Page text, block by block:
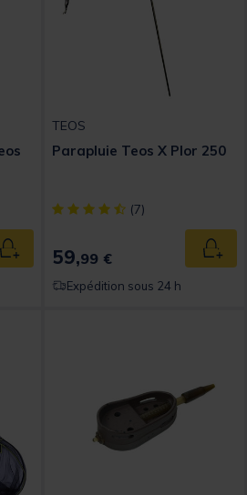
Ajouter au panier
TEOS
Parapluie Teos X Plor 250
[object Object] out of 5
(7)
59,99 €
Expédition sous 24 h